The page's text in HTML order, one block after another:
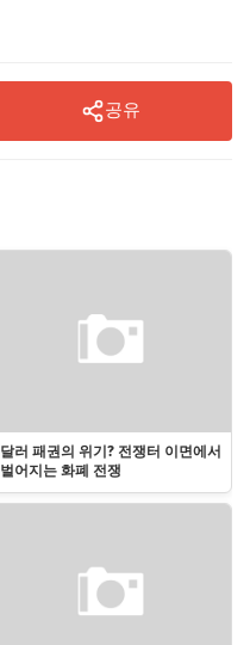
공유
달러 패권의 위기? 전쟁터 이면에서
벌어지는 화폐 전쟁